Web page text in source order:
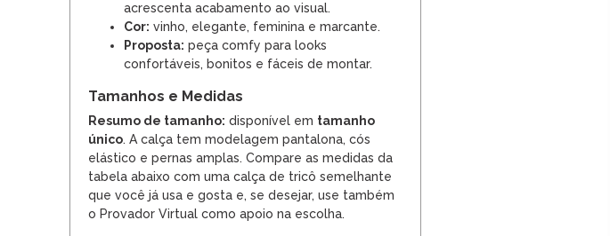
acrescenta acabamento ao visual.
Cor: vinho, elegante, feminina e marcante.
Proposta: peça comfy para looks
confortáveis, bonitos e fáceis de montar.
Tamanhos e Medidas
Resumo de tamanho: disponível em tamanho
único. A calça tem modelagem pantalona, cós
elástico e pernas amplas. Compare as medidas da
tabela abaixo com uma calça de tricô semelhante
que você já usa e gosta e, se desejar, use também
o Provador Virtual como apoio na escolha.